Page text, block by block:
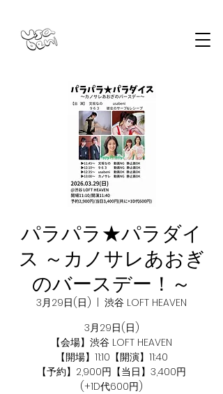
パラパラ★パラダイ
ス ～カノサレあおぎ
のバースデー！～
3月29日(日)
渋谷 LOFT HEAVEN
3月29日(日)
【会場】渋谷 LOFT HEAVEN
【開場】11:10【開演】11:40
【予約】2,900円【当日】3,400円
(+1D代600円)